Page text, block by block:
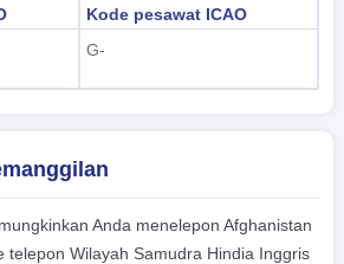
Kode pesawat ICAO
G-
Anda menelepon Afghanistan
telepon Wilayah Samudra Hindia Inggris